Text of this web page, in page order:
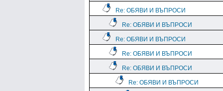
Re: ОБЯВИ И ВЪПРОСИ
Re: ОБЯВИ И ВЪПРОСИ
Re: ОБЯВИ И ВЪПРОСИ
Re: ОБЯВИ И ВЪПРОСИ
Re: ОБЯВИ И ВЪПРОСИ
Re: ОБЯВИ И ВЪПРОСИ